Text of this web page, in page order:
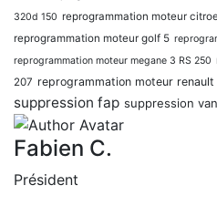
320d 150 reprogrammation moteur
reprogrammation moteur golf 5
reprogrammation moteur megane 3 RS 250
207 reprogrammation moteur renault
suppression fap suppression
Fabien C.
Président